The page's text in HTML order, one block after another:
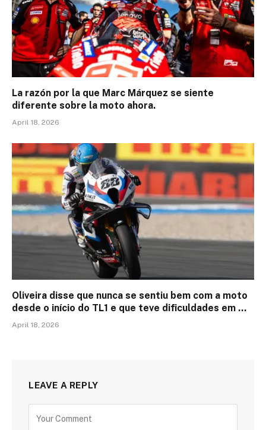
La razón por la que Marc Márquez se siente
diferente sobre la moto ahora.
April 18, 2026
Oliveira disse que nunca se sentiu bem com a moto
desde o início do TL1 e que teve dificuldades em …
April 18, 2026
LEAVE A REPLY